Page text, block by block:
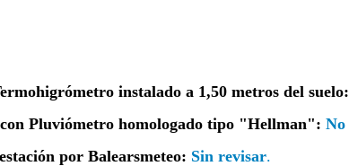
instalado a 1,50 metros del suelo:
Pluviómetro homologado tipo "Hellman": No
por Balearsmeteo: Sin revisar.